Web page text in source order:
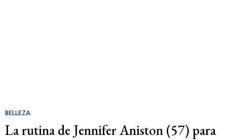
BELLEZA
La rutina de Jennifer Aniston (57) para